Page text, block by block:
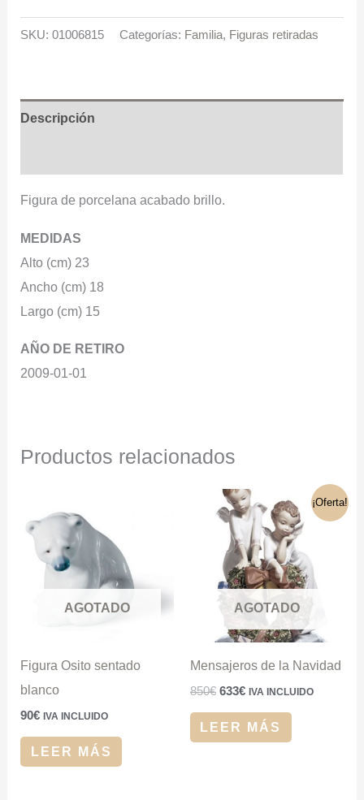
SKU:01006815 Categorías: Familia, Figuras retiradas
Descripción
Figura de porcelana acabado brillo.
MEDIDAS
Alto (cm) 23
Ancho (cm) 18
Largo (cm) 15
AÑO DE RETIRO
2009-01-01
Productos relacionados
AGOTADO
Figura Osito sentado
blanco
90€ IVA INCLUIDO
LEER MÁS
¡Oferta!
AGOTADO
Mensajeros de la Navidad
850€
El
precio
original
era:
850€.
633€
El
precio
actual
es:
633€.
IVA INCLUIDO
LEER MÁS